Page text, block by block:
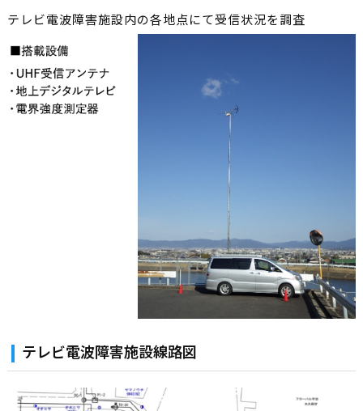
テレビ電波障害施設内の各地点にて受信状況を調査
テレビ電波障害施設線路図